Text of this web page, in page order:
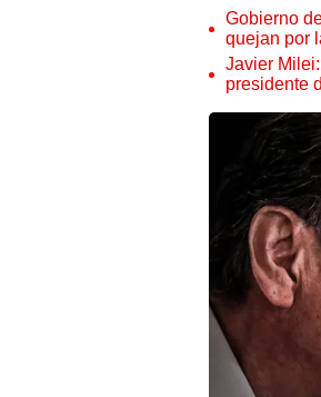
Gobierno
quejan por
Javier
presidente